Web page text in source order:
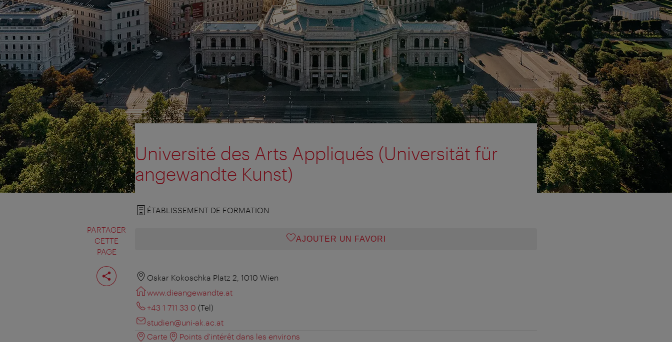
PARTAGER
CETTE
PAGE
Partager
cette
page
Université des Arts Appliqués (Universität für
angewandte Kunst)
ÉTABLISSEMENT DE FORMATION
AJOUTER UN FAVORI
Oskar Kokoschka Platz 2, 1010 Wien
www.dieangewandte.at
+43 1 711 33 0 (Tel)
studien@uni-ak.ac.at
Carte
Points d'intérêt dans les environs